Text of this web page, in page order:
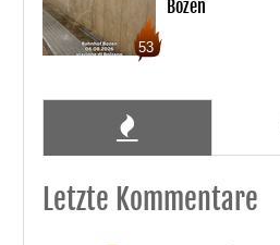
53
Bozen
Letzte Kommentare